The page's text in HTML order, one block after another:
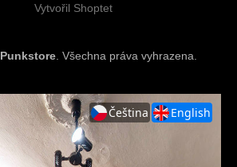
Vytvořil Shoptet
Punkstore . Všechna práva vyhrazena.